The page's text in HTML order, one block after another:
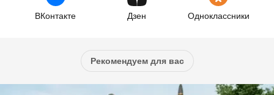
ВКонтакте Дзен Одноклассники
Рекомендуем для вас